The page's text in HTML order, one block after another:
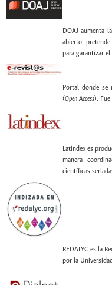
DOAJ aumenta
abierto,
para garantizar
Portal donde se
(Open Access). Fue
Latindex es
manera
científicas
REDALYC es la
por la